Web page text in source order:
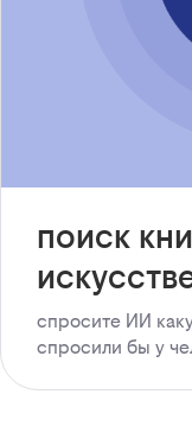
поиск
спросите ИИ
спросили бы у